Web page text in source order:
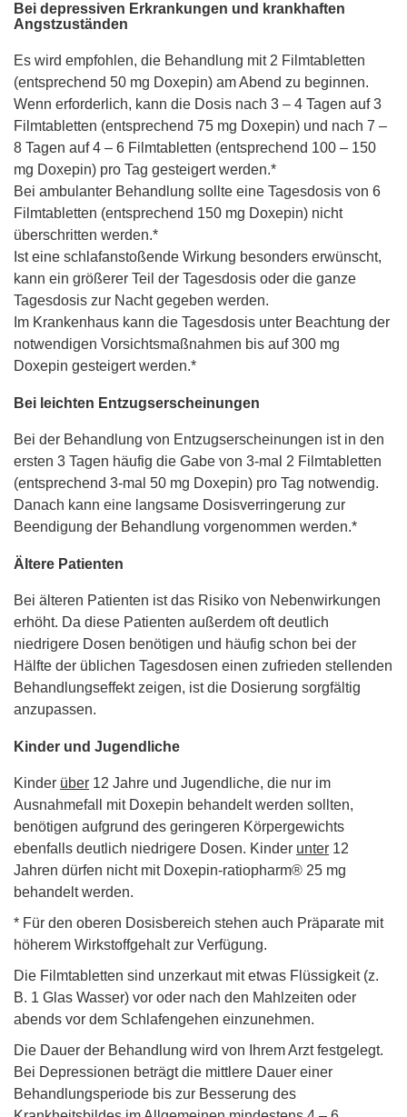
Bei depressiven Erkrankungen und krankhaften
Angstzuständen
Es wird empfohlen, die Behandlung mit 2 Filmtabletten
(entsprechend 50 mg Doxepin) am Abend zu beginnen.
Wenn erforderlich, kann die Dosis nach 3 – 4 Tagen auf 3
Filmtabletten (entsprechend 75 mg Doxepin) und nach 7 –
8 Tagen auf 4 – 6 Filmtabletten (entsprechend 100 – 150
mg Doxepin) pro Tag gesteigert werden.*
Bei ambulanter Behandlung sollte eine Tagesdosis von 6
Filmtabletten (entsprechend 150 mg Doxepin) nicht
überschritten werden.*
Ist eine schlafanstoßende Wirkung besonders erwünscht,
kann ein größerer Teil der Tagesdosis oder die ganze
Tagesdosis zur Nacht gegeben werden.
Im Krankenhaus kann die Tagesdosis unter Beachtung der
notwendigen Vorsichtsmaßnahmen bis auf 300 mg
Doxepin gesteigert werden.*
Bei leichten Entzugserscheinungen
Bei der Behandlung von Entzugserscheinungen ist in den
ersten 3 Tagen häufig die Gabe von 3-mal 2 Filmtabletten
(entsprechend 3-mal 50 mg Doxepin) pro Tag notwendig.
Danach kann eine langsame Dosisverringerung zur
Beendigung der Behandlung vorgenommen werden.*
Ältere Patienten
Bei älteren Patienten ist das Risiko von Nebenwirkungen
erhöht. Da diese Patienten außerdem oft deutlich
niedrigere Dosen benötigen und häufig schon bei der
Hälfte der üblichen Tagesdosen einen zufrieden stellenden
Behandlungseffekt zeigen, ist die Dosierung sorgfältig
anzupassen.
Kinder und Jugendliche
Kinder über 12 Jahre und Jugendliche, die nur im
Ausnahmefall mit Doxepin behandelt werden sollten,
benötigen aufgrund des geringeren Körpergewichts
ebenfalls deutlich niedrigere Dosen. Kinder unter 12
Jahren dürfen nicht mit Doxepin-ratiopharm® 25 mg
behandelt werden.
* Für den oberen Dosisbereich stehen auch Präparate mit
höherem Wirkstoffgehalt zur Verfügung.
Die Filmtabletten sind unzerkaut mit etwas Flüssigkeit (z.
B. 1 Glas Wasser) vor oder nach den Mahlzeiten oder
abends vor dem Schlafengehen einzunehmen.
Die Dauer der Behandlung wird von Ihrem Arzt festgelegt.
Bei Depressionen beträgt die mittlere Dauer einer
Behandlungsperiode bis zur Besserung des